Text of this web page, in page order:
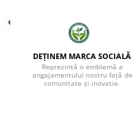
DEȚINEM MARCA SOCIALĂ
Reprezintă o emblemă a
angajamentului nostru față de
comunitate și inovație.